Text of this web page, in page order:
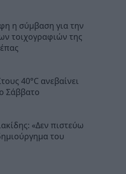
η σύμβαση για την
τοιχογραφιών της
40°C ανεβαίνει
Σάββατο
«Δεν πιστεύω
του